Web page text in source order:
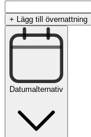
+ Lägg till övernattning
Datumalternativ